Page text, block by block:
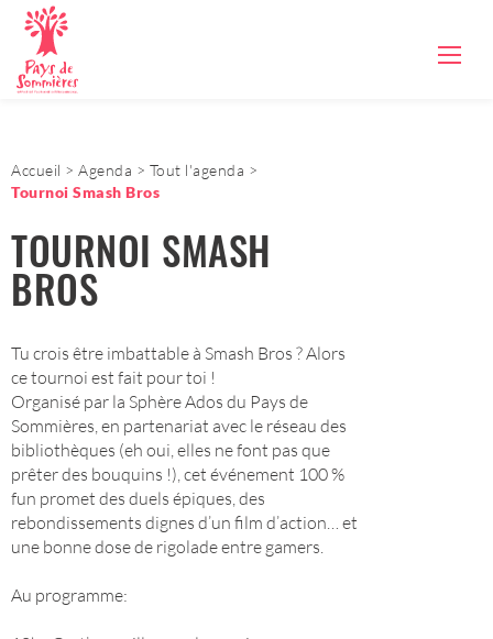
Accueil Agenda
Tout l'agenda
Tournoi Smash Bros
TOURNOI SMASH
BROS
Tu crois être imbattable à Smash Bros ? Alors
ce tournoi est fait pour toi !
Organisé par la Sphère Ados du Pays de
Sommières, en partenariat avec le réseau des
bibliothèques (eh oui, elles ne font pas que
prêter des bouquins !), cet événement 100 %
fun promet des duels épiques, des
rebondissements dignes d’un film d’action… et
une bonne dose de rigolade entre gamers.
Au programme: